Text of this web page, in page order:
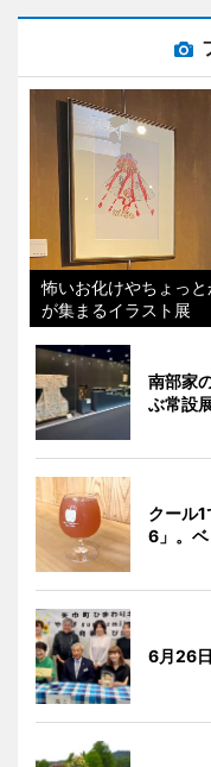
怖いお化けやちょっ
が集まるイラスト展
南部家
ぶ常設
クール
6」。
6月26